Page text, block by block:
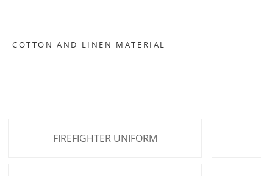
COTTON AND LINEN MATERIAL
FIREFIGHTER UNIFORM